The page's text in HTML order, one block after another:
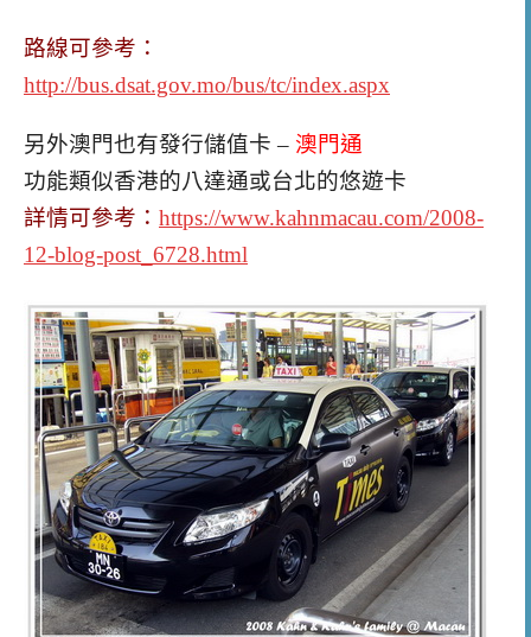
路線可參考：
http://bus.dsat.gov.mo/bus/tc/index.aspx
另外澳門也有發行儲值卡 – 澳門通
功能類似香港的八達通或台北的悠遊卡
詳情可參考： https://www.kahnmacau.com/2008-
12-blog-post_6728.html